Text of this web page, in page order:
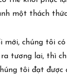
một thách
mới, chúng tôi
ra tương lai, thì
tôi đạt được